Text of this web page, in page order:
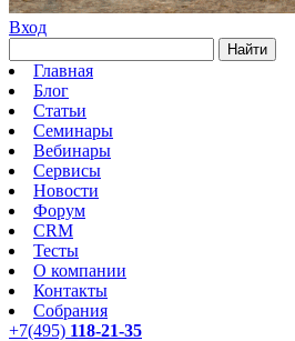
Вход
Найти
Главная
Блог
Статьи
Семинары
Вебинары
Сервисы
Новости
Форум
CRM
Тесты
О компании
Контакты
Собрания
+7(495) 118-21-35